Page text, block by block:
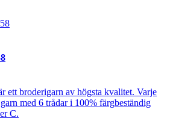
ett broderigarn av högsta kvalitet. Varje
med 6 trådar i 100% färgbeständig
C.